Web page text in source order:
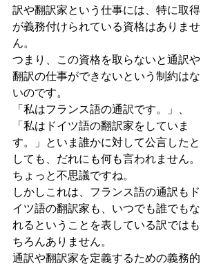
訳や翻訳家という仕事には、特に取得
が義務付けられている資格はありませ
ん。
つまり、この資格を取らないと通訳や
翻訳の仕事ができないという制約はな
いのです。
「私はフランス語の通訳です。」、
「私はドイツ語の翻訳家をしていま
す。」といま誰かに対して公言したと
しても、だれにも何も言われません。
ちょっと不思議ですね。
しかしこれは、フランス語の通訳もド
イツ語の翻訳家も、いつでも誰でもな
れるということを表している訳ではも
ちろんありません。
通訳や翻訳家を定義するための義務的